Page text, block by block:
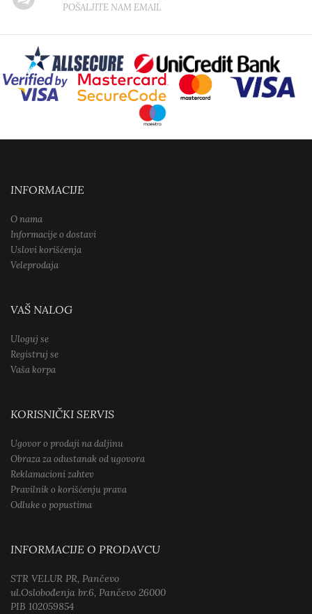
POŠALJITE NAM EMAIL
INFORMACIJE
O nama
Informacije o dostavi
Uslovi korišćenja
Veleprodaja
VAŠ NALOG
Uloguj se
Registruj se
Vaša korpa
KORISNIČKI SERVIS
Ugovor o prodaji na daljinu
Obraza za odustanak od ugovora
Reklamacioni zahtev
Pravilnik o korišćenju prava
Odluke o popustima
INFORMACIJE O PRODAVCU
STR VELUR PR, Pančevo
ul.Oslobođenja br.6, Pančevo 26000
PIB 102059854